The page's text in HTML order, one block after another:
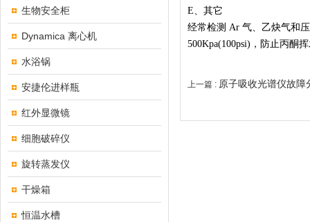
生物安全柜
Dynamica 离心机
水浴锅
安捷伦进样瓶
红外显微镜
细胞破碎仪
旋转蒸发仪
干燥箱
恒温水槽
E、 其它
经常检测 Ar 气、乙炔气和
500Kpa(100psi)，防止丙酮
上一篇 : 原子吸收光谱仪故障